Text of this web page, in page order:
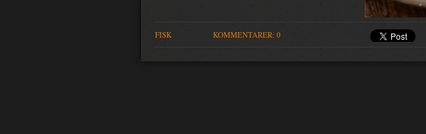
FISK KOMMENTARER: 0